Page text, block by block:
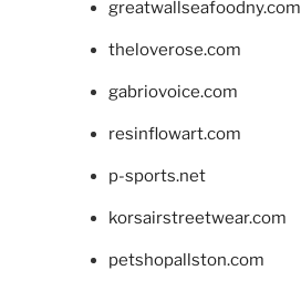
greatwallseafoodny.com
theloverose.com
gabriovoice.com
resinflowart.com
p-sports.net
korsairstreetwear.com
petshopallston.com